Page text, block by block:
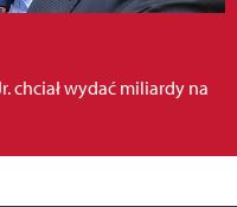
chciał wydać miliardy na